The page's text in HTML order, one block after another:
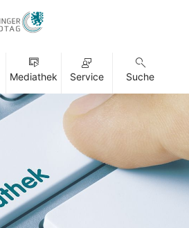
Mediathek Service Suche